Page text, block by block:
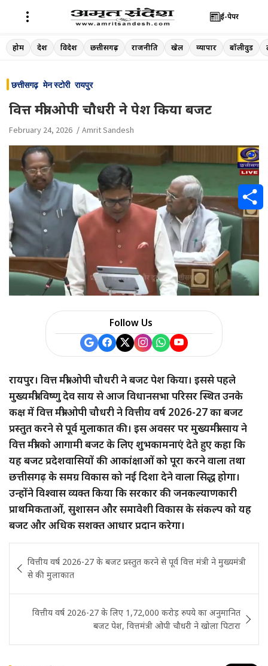
Skip
to
ई-पेपर
होम देश विदेश छत्तीसगढ़ राजनीति खेल व्यापार बॉलीवुड
छत्तीसगढ़ मेन स्टोरी रायपुर
वित्त मंत्री ओपी चौधरी ने पेश किया बजट
February 24, 2026 Amrit Sandesh
Follow Us
रायपुर। वित्त मंत्री ओपी चौधरी ने बजट पेश किया। इससे पहले
मुख्यमंत्री विष्णु देव साय से आज विधानसभा परिसर स्थित उनके
कक्ष में वित्त मंत्री ओपी चौधरी ने वित्तीय वर्ष 2026-27 का बजट
प्रस्तुत करने से पूर्व मुलाकात की। इस अवसर पर मुख्यमंत्री साय ने
वित्त मंत्री को आगामी बजट के लिए शुभकामनाएं देते हुए कहा कि
यह बजट प्रदेशवासियों की आकांक्षाओं को पूरा करने वाला तथा
छत्तीसगढ़ के समग्र विकास को नई दिशा देने वाला सिद्ध होगा।
उन्होंने विश्वास व्यक्त किया कि सरकार की जनकल्याणकारी
प्राथमिकताओं, सुशासन और समावेशी विकास के संकल्प को यह
बजट और अधिक सशक्त आधार प्रदान करेगा।
navigation
वित्तीय वर्ष 2026-27 के बजट प्रस्तुत करने से पूर्व वित्त मंत्री ने मुख्यमंत्री
से की मुलाकात
वित्तीय वर्ष 2026-27 के लिए 1,72,000 करोड़ रुपये का अनुमानित
बजट पेश, वित्तमंत्री ओपी चौधरी ने खोला पिटारा
S
h
a
r